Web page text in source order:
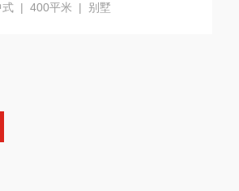
式 | 400平米 | 别墅